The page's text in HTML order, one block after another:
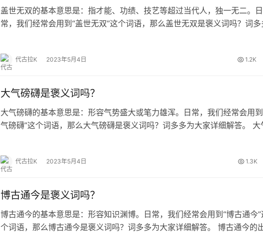
盖世无双的基本意思是：指才能、功绩、技艺等超过当代人，独一无二。日
常，我们经常会用到“盖世无双”这个词语，那么盖世无双是褒义词吗？词多
代古拉K 2023年5月4日 1.2K
大气磅礴是褒义词吗？
大气磅礴的基本意思是：形容气势盛大或笔力雄浑。日常，我们经常会用
气磅礴”这个词语，那么大气磅礴是褒义词吗？词多多为大家详细解答。 大
代古拉K 2023年5月4日 1.3K
博古通今是褒义词吗？
博古通今的基本意思是：形容知识渊博。日常，我们经常会用到“博古通今”
个词语，那么博古通今是褒义词吗？词多多为大家详细解答。 博古通今的